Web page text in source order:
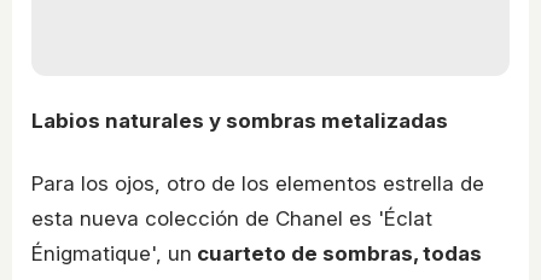
Labios naturales y sombras metalizadas
Para los ojos, otro de los elementos estrella de
esta nueva colección de Chanel es 'Éclat
Énigmatique', un cuarteto de sombras, todas